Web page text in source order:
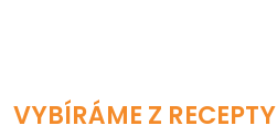
VYBÍRÁME Z RECEPTY